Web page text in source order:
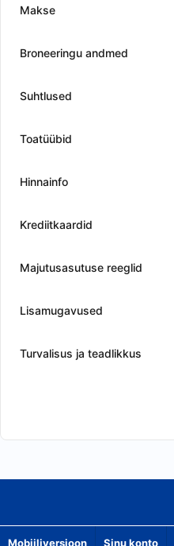
Makse
Broneeringu andmed
Suhtlused
Toatüübid
Hinnainfo
Krediitkaardid
Majutusasutuse reeglid
Lisamugavused
Turvalisus ja teadlikkus
Mobiiliversioon Sinu konto